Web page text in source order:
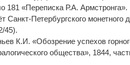
181 «Переписка Р.А. Армстронга».
Санкт-Петербургского монетного
45).
К.И. «Обозрение успехов
общества», 1844,